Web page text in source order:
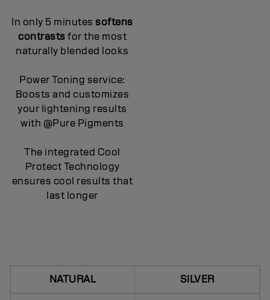
In only 5 minutessoftens
contrastsfor the most
naturally blended looks
Power Toning service:
Boosts and customizes
your lightening results
with @Pure Pigments
The integrated Cool
Protect Technology
ensures cool results that
last longer
NATURAL SILVER